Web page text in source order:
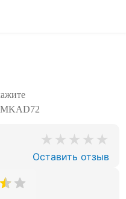
MKAD72
★ ★ ★ ★ ★
Оставить отзыв